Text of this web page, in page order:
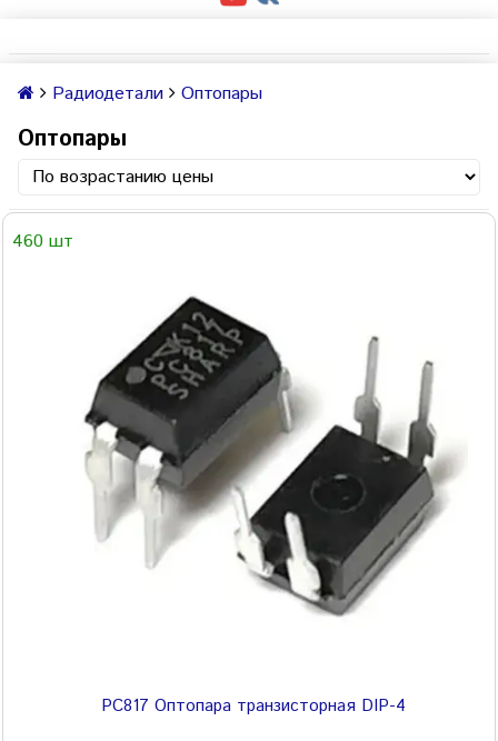
Радиодетали Оптопары
Оптопары
460 шт
PC817 Оптопара транзисторная DIP-4